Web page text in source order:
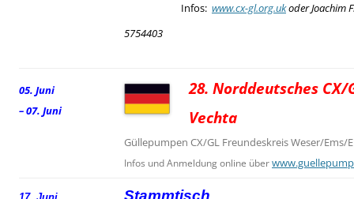
Infos: www.cx-gl.org.ukoder Joachim
5754403
05. Juni
– 07. Juni
28. Norddeutsches CX/
Vechta
Güllepumpen CX/GL Freundeskreis Weser/Ems/
Infos und Anmeldung online über
Stammtisch